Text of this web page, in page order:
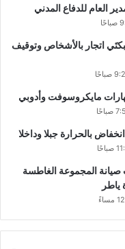
العام للدفاع المدني
اتجار بالأشخاص وتوقيف
مايكروسوفت وأدوبي
بالحرارة جبلا وداخلا
صيانة المجموعة الغاطسة
ياطر